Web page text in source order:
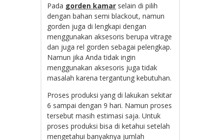
Pada gorden kamar selain di pilih
dengan bahan semi blackout, namun
gorden juga di lengkapi dengan
menggunakan aksesoris berupa vitrage
dan juga rel gorden sebagai pelengkap.
Namun jika Anda tidak ingin
menggunakan aksesoris juga tidak
masalah karena tergantung kebutuhan.
Proses produksi yang di lakukan sekitar
6 sampai dengan 9 hari. Namun proses
tersebut masih estimasi saja. Untuk
proses produksi bisa di ketahui setelah
mengetahui banyaknya jumlah